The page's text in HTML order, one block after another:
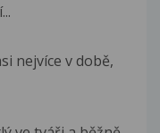
nejvíce v době,